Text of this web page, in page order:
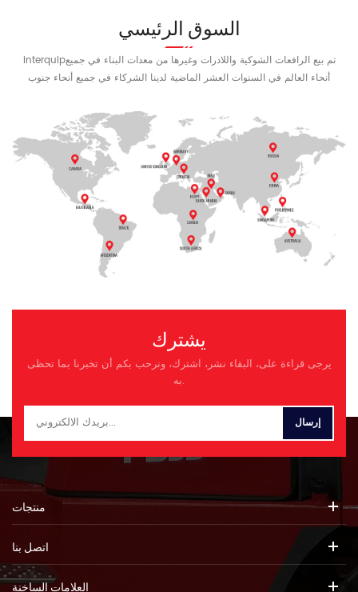
السوق الرئيسي
interquipتم بيع الرافعات الشوكية واللادرات وغيرها من معدات البناء في جميع
أنحاء العالم في السنوات العشر الماضية لدينا الشركاء في جميع أنحاء جنوب
شيلي . وما إلى ذلك في المستقبل، نرحب بمزيد من الأصدقاء للانضمام إلينا، وسوف
نساعد شركائنا بنشاط على حل أي مشاكل في آلات البناء
يشترك
يرجى قراءة على، البقاء نشر، اشترك، ونرحب بكم أن تخبرنا بما تحظى
به.
منتجات
اتصل بنا
العلامات الساخنة